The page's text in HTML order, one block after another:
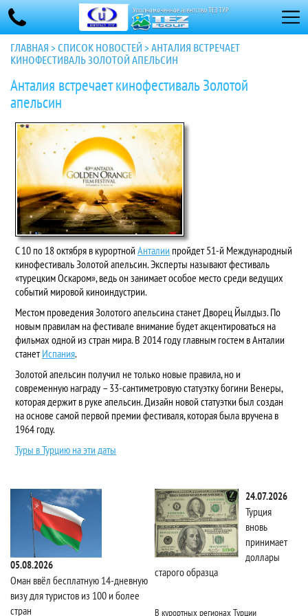
ГЛАВНАЯ >СПИСОК НОВОСТЕЙ >АНТАЛИЯ ВСТРЕЧАЕТ
КИНОФЕСТИВАЛЬ ЗОЛОТОЙ АПЕЛЬСИН
Анталия встречает кинофестиваль Золотой
апельсин
С 10 по 18 октября в курортной Анталии пройдет 51-й Международный
кинофестиваль Золотой апельсин. Эксперты называют фестиваль
«турецким Оскаром», ведь он занимает особое место среди ведущих
событий мировой киноиндустрии.
Местом проведения Золотого апельсина станет Дворец Йылдыз. По
новым правилам на фестивале внимание будет акцентироваться на
фильмах одной из стран мира. В 2014 году главным гостем в Анталии
станетИспания.
Золотой апельсин получил не только новые правила, но и
современную награду – 33-сантиметровую статуэтку богини Венеры,
которая держит в руке апельсин. Дизайн новой статуэтки был создан
на основе самой первой премии фестиваля, которая была вручена в
1964 году.
Туры в Турцию на эти даты
05.08.2026
Оман ввёл бесплатную 14-дневную
визу для туристов из 100 и более
стран
24.07.2026
Турция
вновь
принимает
доллары
старого образца
В курортных регионах Турции